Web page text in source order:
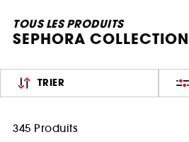
TOUS LES PRODUITS
SEPHORA COLLECTION
TRIER
345 Produits